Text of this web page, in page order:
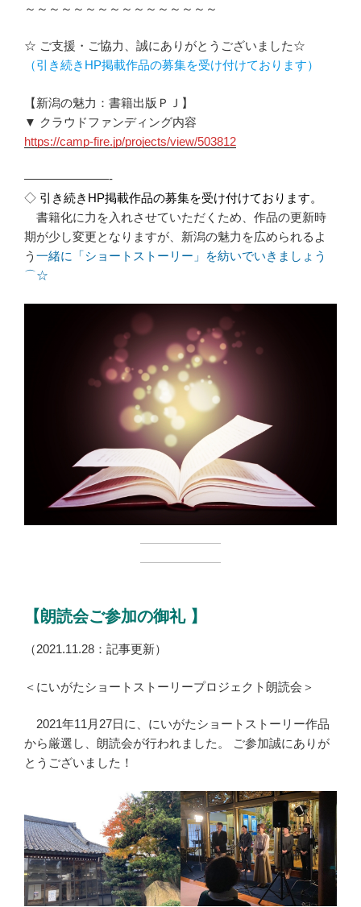
～～～～～～～～～～～～～～～～
☆ ご支援・ご協力、誠にありがとうございました☆
（引き続きHP掲載作品の募集を受け付けております）
【新潟の魅力：書籍出版ＰＪ】
▼ クラウドファンディング内容
https://camp-fire.jp/projects/view/503812
———————-
◇ 引き続きHP掲載作品の募集を受け付けております。
書籍化に力を入れさせていただくため、作品の更新時
期が少し変更となりますが、新潟の魅力を広められるよ
う 一緒に「ショートストーリー」を紡いでいきましょう
⌒☆
【朗読会ご参加の御礼 】
（2021.11.28：記事更新）
＜にいがたショートストーリープロジェクト朗読会＞
2021年11月27日に、にいがたショートストーリー作品
から厳選し、朗読会が行われました。 ご参加誠にありが
とうございました！